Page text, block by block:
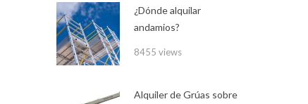
¿Dónde alquilar
andamios?
8455 views
Alquiler de Grúas sobre